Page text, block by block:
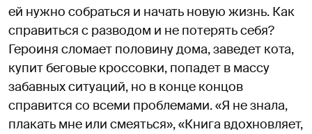
ей нужно собраться и начать новую жизнь. Как
справиться с разводом и не потерять себя?
Героиня сломает половину дома, заведет кота,
купит беговые кроссовки, попадет в массу
забавных ситуаций, но в конце концов
справится со всеми проблемами. «Я не знала,
плакать мне или смеяться», «Книга вдохновляет,